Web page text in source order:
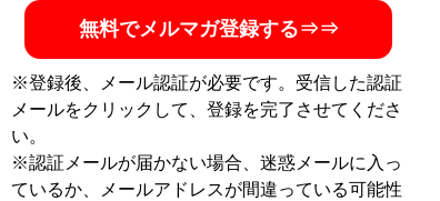
無料でメルマガ登録する⇒⇒
※登録後、メール認証が必要です。受信した認証
メールをクリックして、登録を完了させてくださ
い。
※認証メールが届かない場合、迷惑メールに入っ
ているか、メールアドレスが間違っている可能性